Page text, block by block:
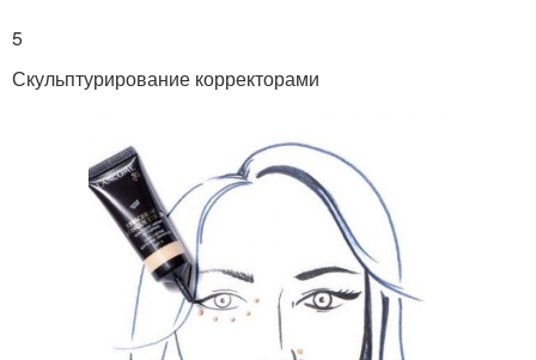
5
Скульптурирование корректорами